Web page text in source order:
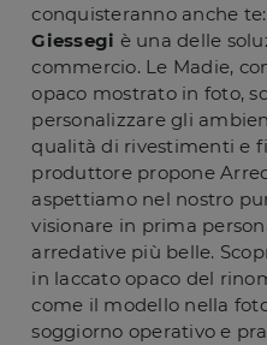
conquisteranno anche
Giessegi è una delle
commercio. Le Madie,
opaco mostrato in foto,
personalizzare gli
qualità di rivestimenti e
produttore propone
aspettiamo nel nostro
visionare in prima
arredative più belle.
in laccato opaco del
come il modello nella
soggiorno operativo e